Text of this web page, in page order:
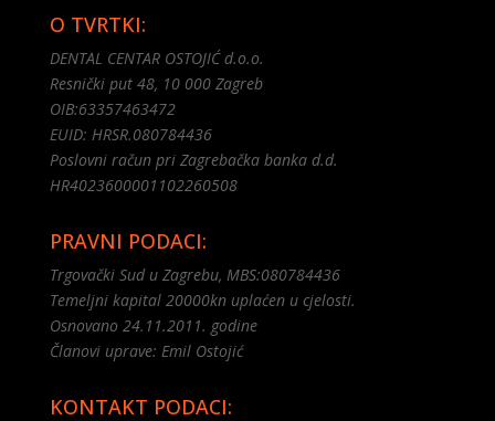
O TVRTKI:
DENTAL CENTAR OSTOJIĆ d.o.o.
Resnički put 48, 10 000 Zagreb
OIB:63357463472
EUID: HRSR.080784436
Poslovni račun pri Zagrebačka banka d.d.
HR4023600001102260508
PRAVNI PODACI:
Trgovački Sud u Zagrebu, MBS:080784436
Temeljni kapital 20000kn uplaćen u cjelosti.
Osnovano 24.11.2011. godine
Članovi uprave: Emil Ostojić
KONTAKT PODACI: